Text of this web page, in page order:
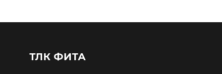
ТЛК ФИТА